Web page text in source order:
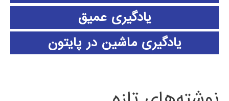
یادگیری عمیق
یادگیری ماشین در پایتون